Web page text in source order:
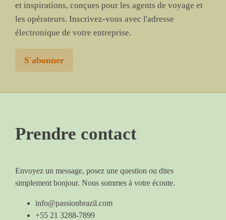
et inspirations, conçues pour les agents de voyage et
les opérateurs. Inscrivez-vous avec l'adresse
électronique de votre entreprise.
S'abonner
Prendre contact
Envoyez un message, posez une question ou dites
simplement bonjour. Nous sommes à votre écoute.
info@passionbrazil.com
+55 21 3288-7899